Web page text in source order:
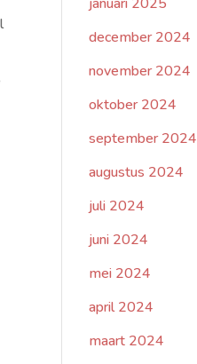
december 2024
november 2024
oktober 2024
september 2024
augustus 2024
juli 2024
juni 2024
mei 2024
april 2024
maart 2024